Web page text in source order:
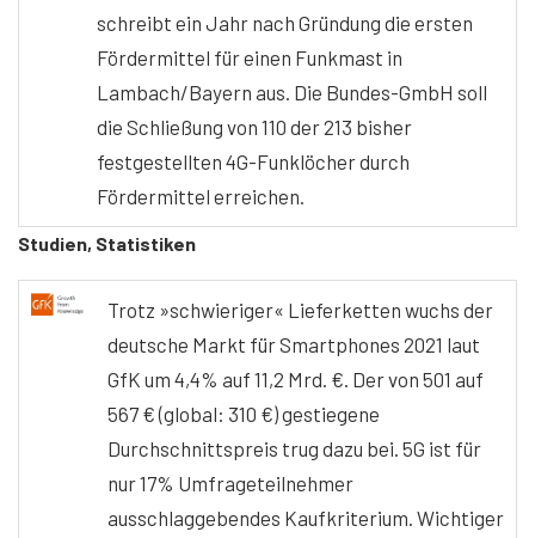
schreibt ein Jahr nach Gründung die ersten
Fördermittel für einen Funkmast in
Lambach/Bayern aus. Die Bundes-GmbH soll
die Schließung von 110 der 213 bisher
festgestellten 4G-Funklöcher durch
Fördermittel erreichen.
Studien, Statistiken
Trotz »schwieriger« Lieferketten wuchs der
deutsche Markt für Smartphones 2021 laut
GfK um 4,4% auf 11,2 Mrd. €. Der von 501 auf
567 € (global: 310 €) gestiegene
Durchschnittspreis trug dazu bei. 5G ist für
nur 17% Umfrageteilnehmer
ausschlaggebendes Kaufkriterium. Wichtiger